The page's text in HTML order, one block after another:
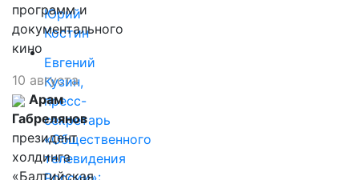
Юрий
Костин
Евгений
Кузин,
пресс-
секретарь
«Общественного
телевидения
программ и
документального
кино
10 августа
Арам
Габрелянов
президент
холдинга
«Балтийская